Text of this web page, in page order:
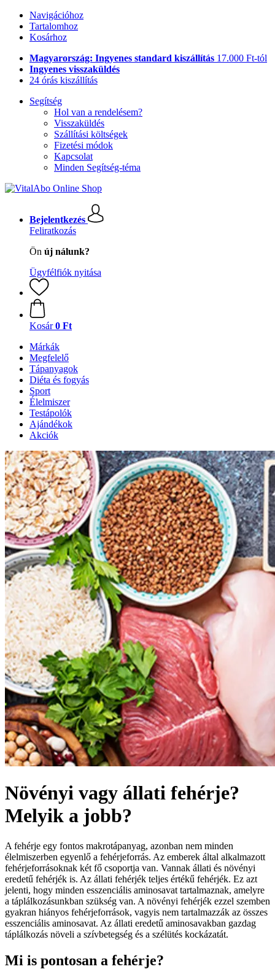
Navigációhoz
Tartalomhoz
Kosárhoz
Magyarország: Ingyenes standard kiszállítás 17.000 Ft-tól
Ingyenes visszaküldés
24 órás kiszállítás
Segítség
Hol van a rendelésem?
Visszaküldés
Szállítási költségek
Fizetési módok
Kapcsolat
Minden Segítség-téma
Bejelentkezés
Feliratkozás
Ön új nálunk?
Ügyfélfiók nyitása
Kosár 0 Ft
Márkák
Megfelelő
Tápanyagok
Diéta és fogyás
Sport
Élelmiszer
Testápolók
Ajándékok
Akciók
Növényi vagy állati fehérje?
Melyik a jobb?
A fehérje egy fontos makrotápanyag, azonban nem minden
élelmiszerben egyenlő a fehérjeforrás. Az emberek által alkalmazott
fehérjeforrásoknak két fő csoportja van. Vannak állati és növényi
eredetű fehérjék is. Az állati fehérjék teljes értékű fehérjék. Ez azt
jelenti, hogy minden esszenciális aminosavat tartalmaznak, amelyre
a táplálkozásunkban szükség van. A növényi fehérjék ezzel szemben
gyakran hiányos fehérjeforrások, vagyis nem tartalmazzák az összes
esszenciális aminosavat. Az állati eredetű aminosavakban gazdag
táplálkozás növeli a szívbetegség és a szélütés kockázatát.
Mi is pontosan a fehérje?